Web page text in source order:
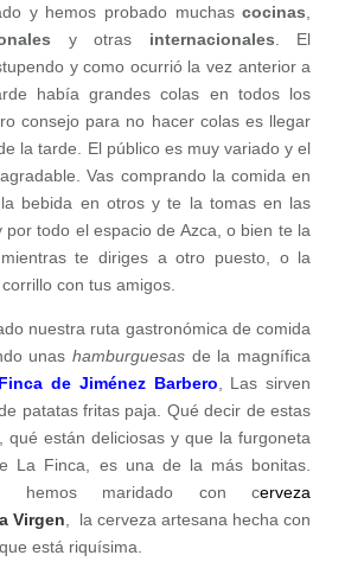
y hemos probado muchascocinas
y otras internacionales . El
y como ocurrió la vez anterior a
había grandes colas en todos los
consejo para no hacer colas es llegar
la tarde. El público es muy variado y el
Vas comprando la comida en
bebida en otros y te la tomas en las
por todo el espacio de Azca, o bien te la
te diriges a otro puesto, o la
con tus amigos.
nuestra ruta gastronómica de comida
unas hamburguesas de la magnífica
de Jiménez Barbero , Las sirven
patatas fritas paja. Qué decir de estas
qué están deliciosas y que la furgoneta
La Finca, es una de la más bonitas.
hemos maridado con cerveza
Virgen , la cerveza artesana hecha con
está riquísima.